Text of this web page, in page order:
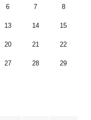
6 7 8
13 14 15
20 21 22
27 28 29